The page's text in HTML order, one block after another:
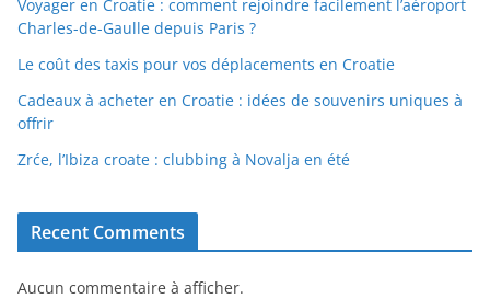
Voyager en Croatie : comment rejoindre facilement l’aéroport
Charles-de-Gaulle depuis Paris ?
Le coût des taxis pour vos déplacements en Croatie
Cadeaux à acheter en Croatie : idées de souvenirs uniques à
offrir
Zrće, l’Ibiza croate : clubbing à Novalja en été
Recent Comments
Aucun commentaire à afficher.